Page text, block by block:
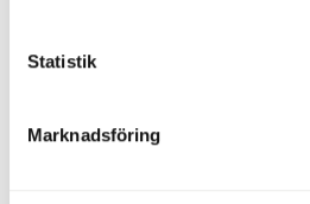
Statistik
Marknadsföring